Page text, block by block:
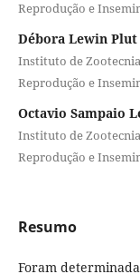
Reprodução e
Débora Lewin Plut
Instituto de
Reprodução e
Octavio Sampaio
Instituto de
Reprodução e
Resumo
Foram